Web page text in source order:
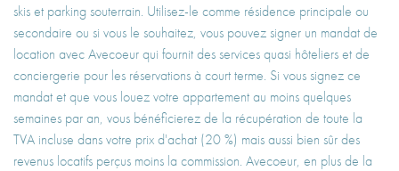
skis et parking souterrain. Utilisez-le comme résidence principale ou
secondaire ou si vous le souhaitez, vous pouvez signer un mandat de
location avec Avecoeur qui fournit des services quasi hôteliers et de
conciergerie pour les réservations à court terme. Si vous signez ce
mandat et que vous louez votre appartement au moins quelques
semaines par an, vous bénéficierez de la récupération de toute la
TVA incluse dans votre prix d'achat (20 %) mais aussi bien sûr des
revenus locatifs perçus moins la commission. Avecoeur, en plus de la